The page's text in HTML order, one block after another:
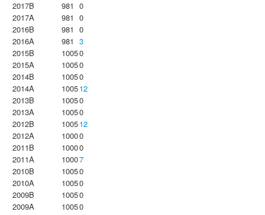
2017B
981 0
2017A
981 0
2016B
981 0
2016A
981 3
2015B
10050
2015A
10050
2014B
10050
2014A
100512
2013B
10050
2013A
10050
2012B
100512
2012A
10000
2011B
10000
2011A
10007
2010B
10050
2010A
10050
2009B
10050
2009A
10050